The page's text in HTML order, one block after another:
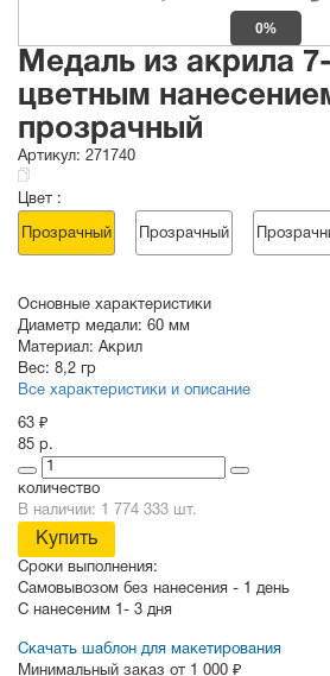
0%
Медаль из акрила
цветным
прозрачный
Артикул: 271740
Цвет :
Прозрачный Прозрачный
Основные характеристики
Диаметр медали: 60 мм
Материал: Акрил
Вес: 8,2 гр
Все характеристики и описание
63 ₽
85 р.
количество
В наличии: 1 774 333 шт.
Купить
Сроки выполнения:
Самовывозом без нанесения - 1 день
С нанесеним 1- 3 дня
Скачать шаблон для макетирования
Минимальный заказ от 1 000 ₽